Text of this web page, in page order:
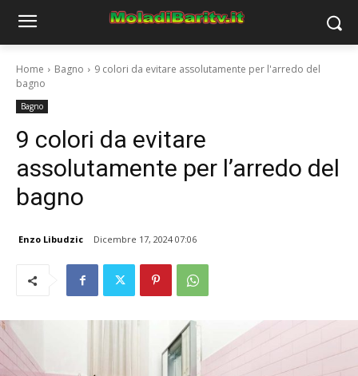
Home Bagno
9 colori da evitare assolutamente per l'arredo del
bagno
Bagno
9 colori da evitare
assolutamente per l’arredo del
bagno
Enzo Libudzic Dicembre 17, 2024 07:06